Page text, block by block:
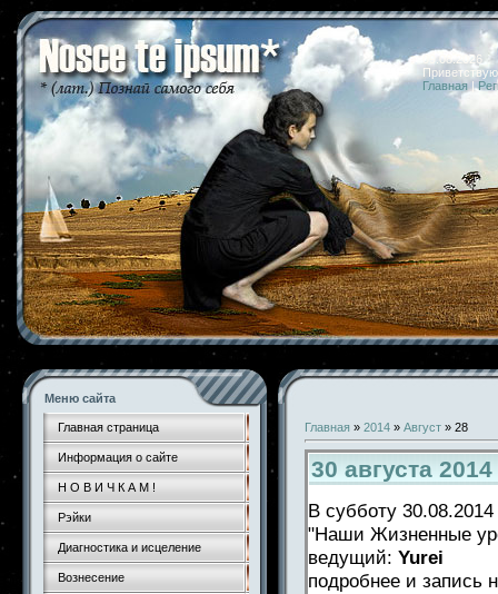
09.08.2026
Главная |
Меню сайта
Главная страница
Информация о сайте
Н О В И Ч К А М !
Рэйки
Диагностика и исцеление
Вознесение
Главная » 2014 » Август » 28
30 августа
В субботу
"Наши Жизненные
ведущий: Yurei
подробнее и